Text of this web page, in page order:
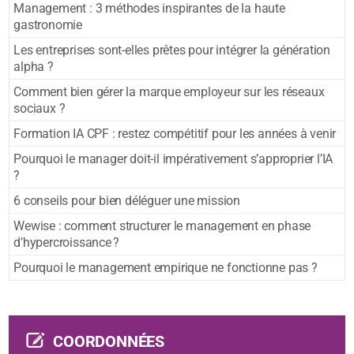
Management : 3 méthodes inspirantes de la haute
gastronomie
Les entreprises sont-elles prêtes pour intégrer la génération
alpha ?
Comment bien gérer la marque employeur sur les réseaux
sociaux ?
Formation IA CPF : restez compétitif pour les années à venir
Pourquoi le manager doit-il impérativement s’approprier l’IA
?
6 conseils pour bien déléguer une mission
Wewise : comment structurer le management en phase
d’hypercroissance ?
Pourquoi le management empirique ne fonctionne pas ?
COORDONNÉES